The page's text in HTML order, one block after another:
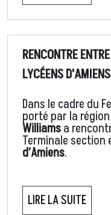
RENCONTRE
LYCÉENS
Dans le cadre du
porté par la
Williamsa
Terminale section
d’Amiens.
LIRE LA SUITE